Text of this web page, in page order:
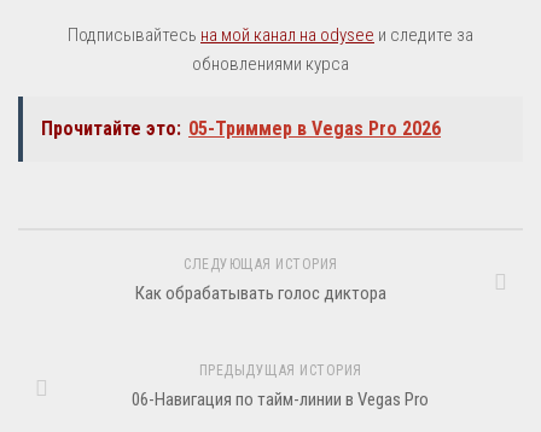
Подписывайтесь на мой канал на odysee и следите за
обновлениями курса
Прочитайте это: 05-Триммер в Vegas Pro 2026
СЛЕДУЮЩАЯ ИСТОРИЯ
Как обрабатывать голос диктора
ПРЕДЫДУЩАЯ ИСТОРИЯ
06-Навигация по тайм-линии в Vegas Pro